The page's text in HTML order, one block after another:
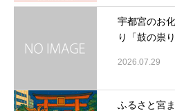
宇都宮のお
り「鼓の祟り
2026.07.29
ふるさと宮